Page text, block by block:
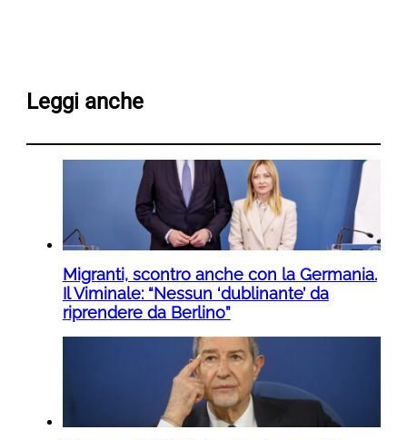
Leggi anche
Migranti, scontro anche con la Germania.
Il Viminale: “Nessun ‘dublinante’ da
riprendere da Berlino”